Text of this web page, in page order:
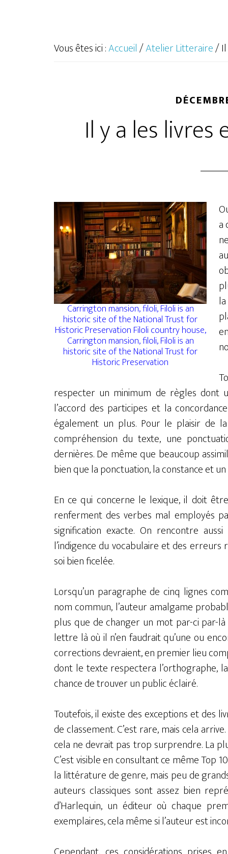
Vous êtes ici :Accueil/Atelier Litteraire/
Il y a les
Carrington mansion, filoli, Filoli is an
historic site of the National Trust for
Historic Preservation Filoli country house,
Carrington mansion, filoli, Filoli is an
historic site of the National Trust for
Historic Preservation
a
respecter un minimum de règles dont
l’accord des participes et la
également un plus. Pour le plaisir de
compréhension du texte, une
dernières. De même que beaucoup
bien que la ponctuation, la constance et
En ce qui concerne le lexique, il doit
renferment des verbes mal employés
signification exacte. On rencontre
l’indigence du vocabulaire et des
soi bien ficelée.
Lorsqu’un paragraphe de cinq lignes
nom commun, l’auteur amalgame
plus que de changer un mot par-ci par-
lettre là où il n’en faudrait qu’une ou
corrections devraient, en premier lieu
dont le texte respectera l’orthographe,
chance de trouver un public éclairé.
Toutefois, il existe des exceptions et
de classement. C’est rare, mais cela
cela ne devrait pas trop surprendre. La
C’est visible en consultant ce même Top
la littérature de genre, mais peu de
auteurs classiques sont assez bien
d’Harlequin, un éditeur où chaque
exemplaires, cela même si l’auteur est